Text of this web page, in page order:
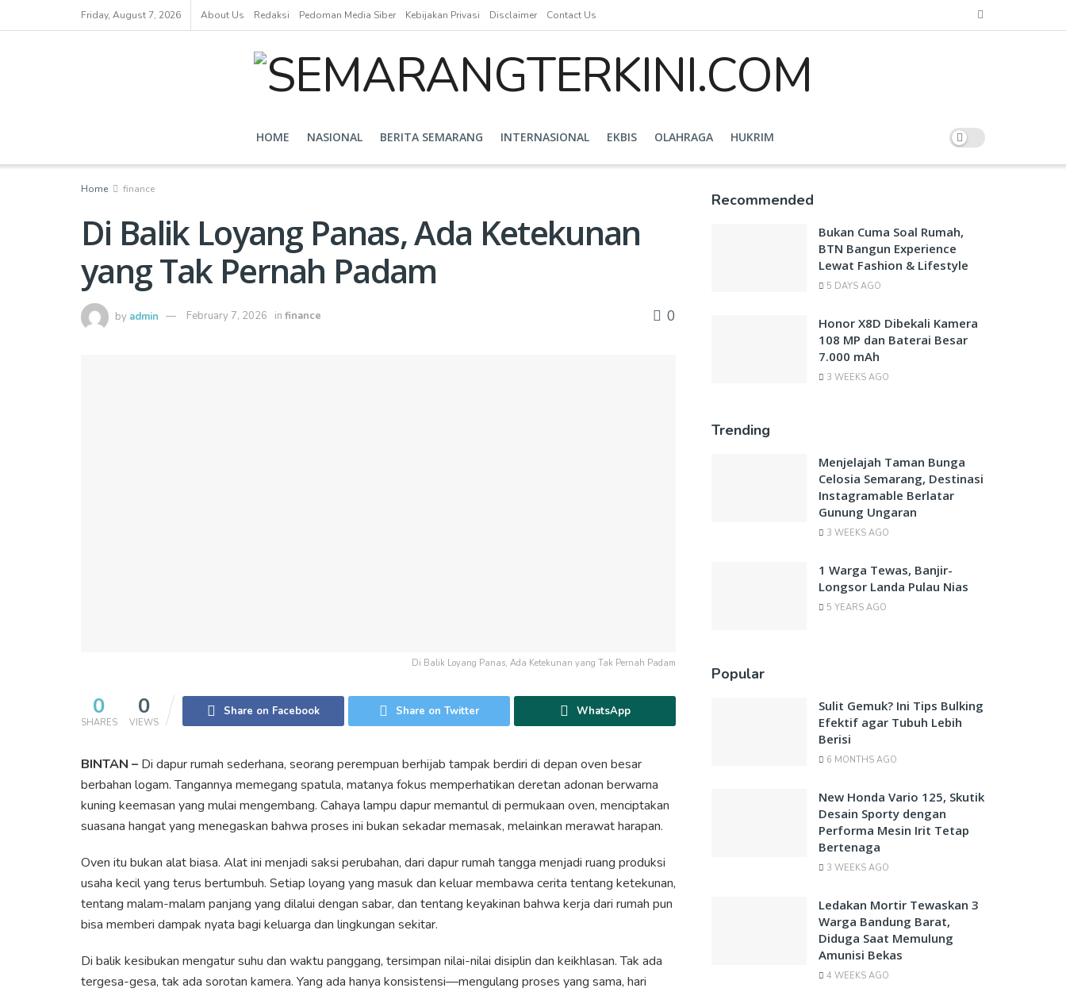
Friday, August 7, 2026 About Us Redaksi Pedoman Media Siber Kebijakan Privasi Disclaimer Contact Us
HOME NASIONAL BERITA SEMARANG INTERNASIONAL EKBIS OLAHRAGA HUKRIM
Home finance
Di Balik Loyang Panas, Ada Ketekunan
yang Tak Pernah Padam
by admin February 7, 2026 in finance 0
Di Balik Loyang Panas, Ada Ketekunan yang Tak Pernah Padam
0
SHARES
0
VIEWS
Share on Facebook Share on Twitter WhatsApp
BINTAN – Di dapur rumah sederhana, seorang perempuan berhijab tampak berdiri di depan oven besar
berbahan logam. Tangannya memegang spatula, matanya fokus memperhatikan deretan adonan berwarna
kuning keemasan yang mulai mengembang. Cahaya lampu dapur memantul di permukaan oven, menciptakan
suasana hangat yang menegaskan bahwa proses ini bukan sekadar memasak, melainkan merawat harapan.
Oven itu bukan alat biasa. Alat ini menjadi saksi perubahan, dari dapur rumah tangga menjadi ruang produksi
usaha kecil yang terus bertumbuh. Setiap loyang yang masuk dan keluar membawa cerita tentang ketekunan,
tentang malam-malam panjang yang dilalui dengan sabar, dan tentang keyakinan bahwa kerja dari rumah pun
bisa memberi dampak nyata bagi keluarga dan lingkungan sekitar.
Di balik kesibukan mengatur suhu dan waktu panggang, tersimpan nilai-nilai disiplin dan keikhlasan. Tak ada
tergesa-gesa, tak ada sorotan kamera. Yang ada hanya konsistensi—mengulang proses yang sama, hari
Recommended
Bukan Cuma Soal Rumah,
BTN Bangun Experience
Lewat Fashion & Lifestyle
5 DAYS AGO
Honor X8D Dibekali Kamera
108 MP dan Baterai Besar
7.000 mAh
3 WEEKS AGO
Trending
Menjelajah Taman Bunga
Celosia Semarang, Destinasi
Instagramable Berlatar
Gunung Ungaran
3 WEEKS AGO
1 Warga Tewas, Banjir-
Longsor Landa Pulau Nias
5 YEARS AGO
Popular
Sulit Gemuk? Ini Tips Bulking
Efektif agar Tubuh Lebih
Berisi
6 MONTHS AGO
New Honda Vario 125, Skutik
Desain Sporty dengan
Performa Mesin Irit Tetap
Bertenaga
3 WEEKS AGO
Ledakan Mortir Tewaskan 3
Warga Bandung Barat,
Diduga Saat Memulung
Amunisi Bekas
4 WEEKS AGO